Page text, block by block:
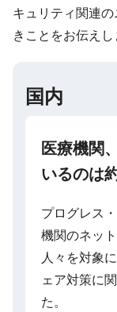
キュリティ関連
きことをお伝えし
国内
医療機関
いるのは
プログレス
機関のネッ
人々を対象
ェア対策に
た。